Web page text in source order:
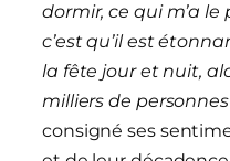
dormir, ce qui m’a le
c’est qu’il est
la fête jour et nuit,
milliers de
consigné ses